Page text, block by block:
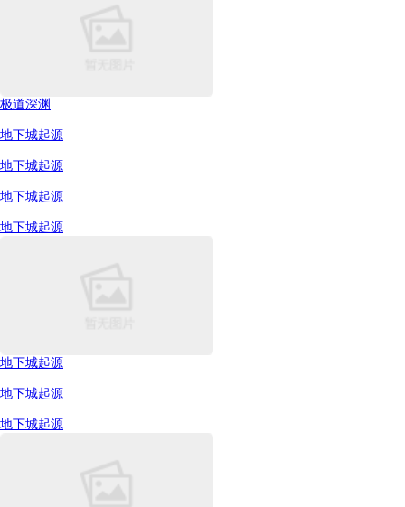
极道深渊
地下城起源
地下城起源
地下城起源
地下城起源
地下城起源
地下城起源
地下城起源